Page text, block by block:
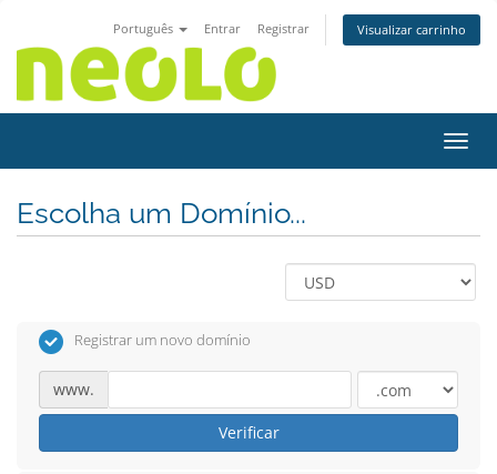
Português Entrar Registrar Visualizar carrinho
Escolha um Domínio...
Registrar um novo domínio
www.
Verificar